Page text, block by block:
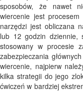
sposobów, że nawet
wiercenie jest
narzędzi jest obliczana
lub 12 godzin dziennie,
stosowany w procesie
zabezpieczania
wiercenie, najpierw
kilka strategii do jego
ćwiczeń w bardziej